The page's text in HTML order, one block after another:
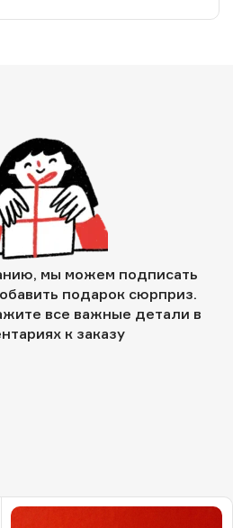
мы можем подписать
подарок сюрприз.
все важные детали в
к заказу